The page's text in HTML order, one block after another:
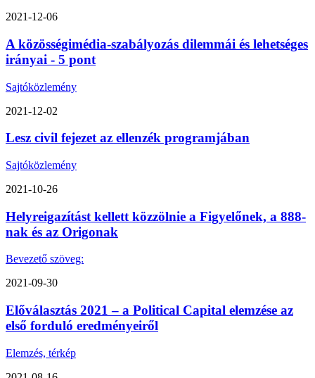
2021-12-06
A közösségimédia-szabályozás dilemmái és lehetséges
irányai - 5 pont
Sajtóközlemény
2021-12-02
Lesz civil fejezet az ellenzék programjában
Sajtóközlemény
2021-10-26
Helyreigazítást kellett közzölnie a Figyelőnek, a 888-
nak és az Origonak
Bevezető szöveg:
2021-09-30
Előválasztás 2021 – a Political Capital elemzése az
első forduló eredményeiről
Elemzés, térkép